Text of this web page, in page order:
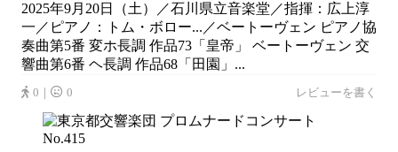
2025年9月20日（土）／石川県立音楽堂／指揮：広上淳
一／ピアノ：トム・ボロー...／ベートーヴェン ピアノ協
奏曲第5番 変ホ長調 作品73「皇帝」 ベートーヴェン 交
響曲第6番 ヘ長調 作品68「田園」...
0｜ 0 レビューを書く